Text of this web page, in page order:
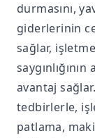
durmasını,
giderlerinin
sağlar,
avantaj
tedbirlerle,
patlama,